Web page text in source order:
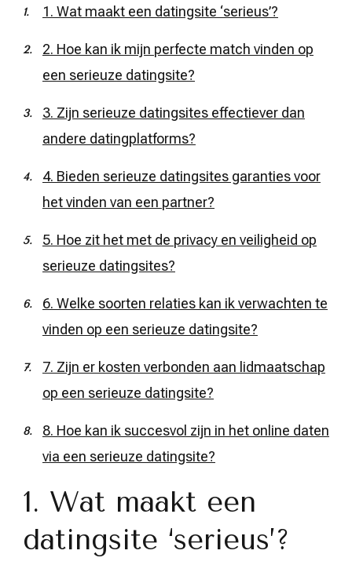
1. Wat maakt een datingsite ‘serieus’?
2. Hoe kan ik mijn perfecte match vinden op
een serieuze datingsite?
3. Zijn serieuze datingsites effectiever dan
andere datingplatforms?
4. Bieden serieuze datingsites garanties voor
het vinden van een partner?
5. Hoe zit het met de privacy en veiligheid op
serieuze datingsites?
6. Welke soorten relaties kan ik verwachten te
vinden op een serieuze datingsite?
7. Zijn er kosten verbonden aan lidmaatschap
op een serieuze datingsite?
8. Hoe kan ik succesvol zijn in het online daten
via een serieuze datingsite?
1. Wat maakt een
datingsite ‘serieus’?